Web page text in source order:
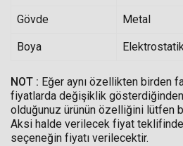
Gövde Metal
Boya
NOT : Eğer aynı özellikten birden
fiyatlarda değişiklik
olduğunuz ürünün özelliğini lütfen
Aksi halde verilecek fiyat
seçeneğin fiyatı verilecektir.